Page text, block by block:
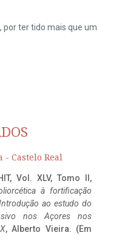
ter tido mais que um
- Castelo Real
Vol. XLV, Tomo II,
à fortificação
ao estudo do
nos Açores nos
, Alberto Vieira. (Em